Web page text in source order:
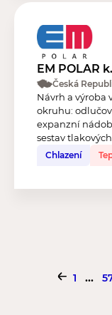
EM POLAR
Česká
Návrh a výroba
okruhu:
expanzní
sestav tlakových
Chlazení
1 ...